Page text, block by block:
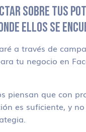
SOBRE TUS
ELLOS SE
a través de
tu negocio en
piensan que con
es suficiente, y no